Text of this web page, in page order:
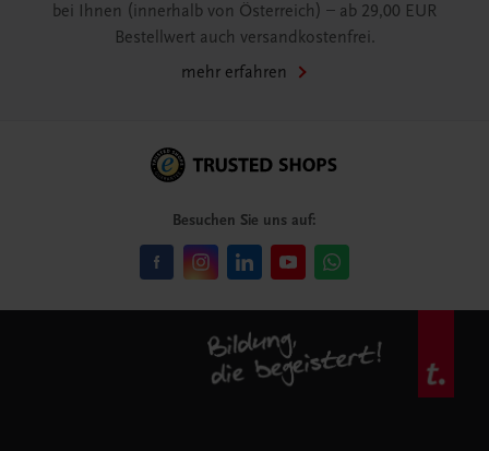
bei Ihnen (innerhalb von Österreich) – ab 29,00 EUR
Bestellwert auch versandkostenfrei.
mehr erfahren
Besuchen Sie uns auf: